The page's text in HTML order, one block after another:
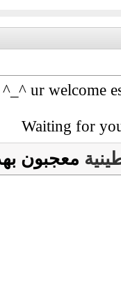
ur welcome
Waiting for
معجبون بهذا